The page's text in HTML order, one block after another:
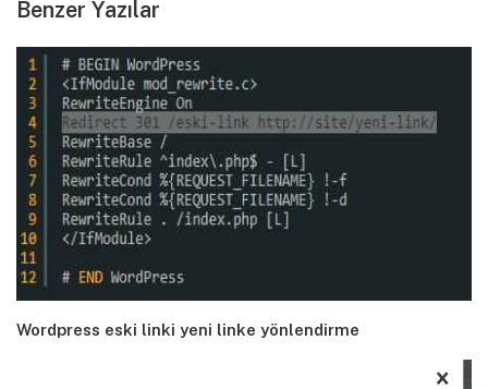
Benzer Yazılar
Wordpress eski linki yeni linke yönlendirme